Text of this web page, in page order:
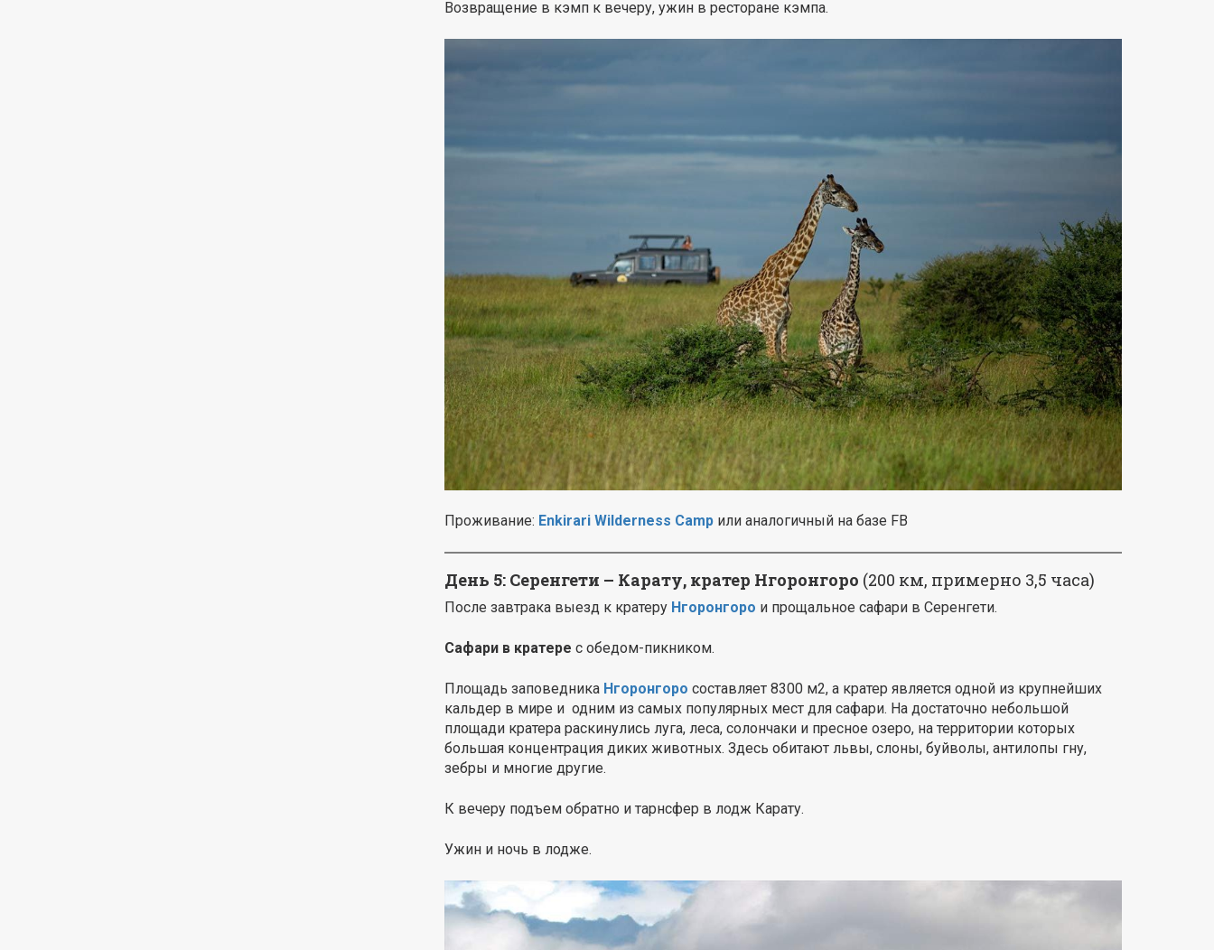
Возвращение в кэмп к вечеру, ужин в ресторане кэмпа.
Проживание: Enkirari Wilderness Camp или аналогичный на базе FB
День 5: Серенгети – Карату, кратер Нгоронгоро (200 км, примерно 3,5 часа)
После завтрака выезд к кратеру Нгоронгоро и прощальное сафари в Серенгети.
Сафари в кратере с обедом-пикником.
Площадь заповедника Нгоронгоро составляет 8300 м2, а кратер является одной из крупнейших
кальдер в мире и одним из самых популярных мест для сафари. На достаточно небольшой
площади кратера раскинулись луга, леса, солончаки и пресное озеро, на территории которых
большая концентрация диких животных. Здесь обитают львы, слоны, буйволы, антилопы гну,
зебры и многие другие.
К вечеру подъем обратно и тарнсфер в лодж Карату.
Ужин и ночь в лодже.